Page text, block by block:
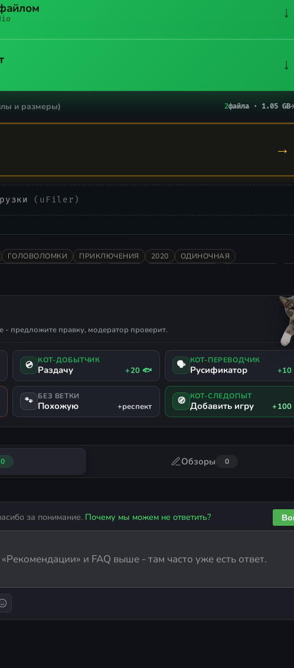
↓
↓
и размеры) 2файла · 1.05 GB→
→
(uFiler)
ГОЛОВОЛОМКИ ПРИКЛЮЧЕНИЯ 2020
ОДИНОЧНАЯ
- предложите правку, модератор проверит.
💿 КОТ-ДОБЫТЧИК
Раздачу +20 🐟 🗣 КОТ-ПЕРЕВОДЧИК
Русификатор
🐾 БЕЗ ВЕТКИ
Похожую +респект 🧭 КОТ-СЛЕДОПЫТ
Добавить игру
0 Обзоры 0
за понимание. Почему мы можем не ответить?